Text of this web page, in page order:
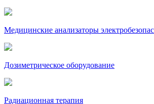
Медицинские анализаторы
Дозиметрическое оборудование
Радиационная терапия